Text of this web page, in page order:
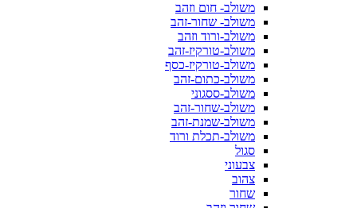
משולב- חום וזהב
משולב- שחור-זהב
משולב-ורוד וזהב
משולב-טורקיז-זהב
משולב-טורקיז-כסף
משולב-כתום-זהב
משולב-ססגוני
משולב-שחור-זהב
משולב-שמנת-זהב
משולב-תכלת ורוד
סגול
צבעוני
צהוב
שחור